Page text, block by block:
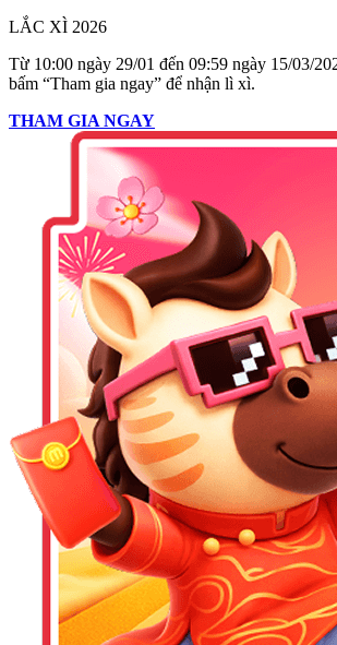
LẮC XÌ 2026
Từ 10:00 ngày 29/01 đến 09:59 ngày 15/03/
bấm “Tham gia ngay” để nhận lì xì.
THAM GIA NGAY